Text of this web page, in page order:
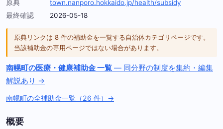
原典
town.nanporo.hokkaido.jp/health/subsidy
最終確認
2026-05-18
原典リンクは 8 件の補助金を一覧する自治体カテゴリページです。
当該補助金の専用ページではない場合があります。
南幌町の医療・健康補助金 一覧 — 同分野の制度を集約・編集
解説あり →
南幌町の全補助金一覧（26 件）→
概要